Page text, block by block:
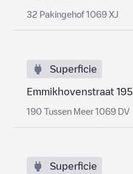
32 Pakingehof 1069 XJ
Superficie
Emmikhovenstraat 195
190 Tussen Meer 1069 DV
Superficie